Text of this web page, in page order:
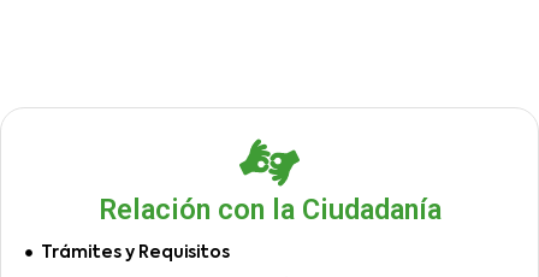
Relación con la Ciudadanía
Trámites y Requisitos